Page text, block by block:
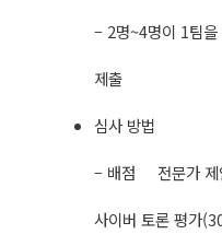
– 2명~4명이 1팀
제출
심사 방법
– 배점 전문가 제
사이버 토론 평가